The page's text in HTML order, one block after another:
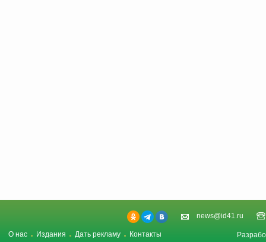
news@id41.ru
О нас Издания Дать рекламу Контакты